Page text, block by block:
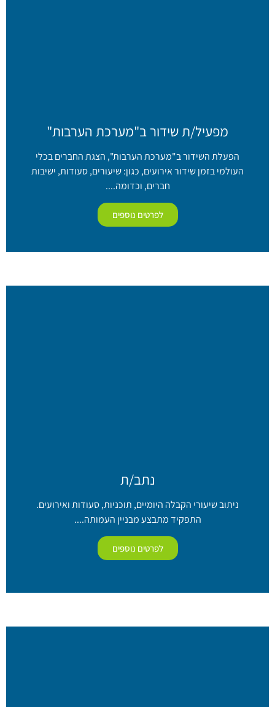
מפעיל/ת שידור ב"מערכת הערבות"
הפעלת השידור ב"מערכת הערבות", הצגת החברים בכלי
העולמי בזמן שידור אירועים, כגון: שיעורים, סעודות, ישיבות
חברים, וכדומה....
לפרטים נוספים
נתב/ת
ניתוב שיעורי הקבלה היומיים, תוכניות, סעודות ואירועים.
התפקיד מתבצע מבניין העמותה....
לפרטים נוספים